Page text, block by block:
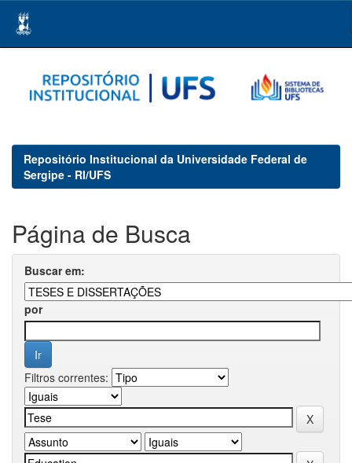
navigation
Repositório Institucional da Universidade Federal de
Sergipe - RI/UFS
Página de Busca
Buscar em:
por
Filtros correntes: